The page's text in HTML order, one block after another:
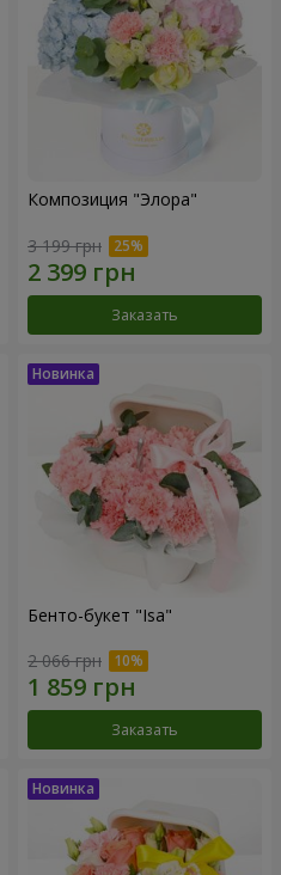
Композиция "Элора"
3 199 грн
Заказать
Бенто-букет "Isa"
2 066 грн
Заказать